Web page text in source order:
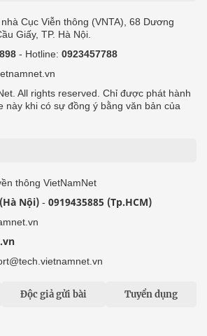
Cục Viễn thông (VNTA), 68 Dương
Giấy, TP. Hà Nội.
- Hotline: 0923457788
All rights reserved. Chỉ được phát hành
này khi có sự đồng ý bằng văn bản của
thông VietNamNet
Nội) - 0919435885 (Tp.HCM)
Độc giả gửi bài Tuyển dụng